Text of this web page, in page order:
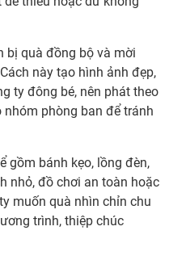
bị quà đồng bộ và mời
này tạo hình ảnh đẹp,
ty đông bé, nên phát theo
nhóm phòng ban để tránh
gồm bánh kẹo, lồng đèn,
nhỏ, đồ chơi an toàn hoặc
muốn quà nhìn chỉn chu
trình, thiệp chúc